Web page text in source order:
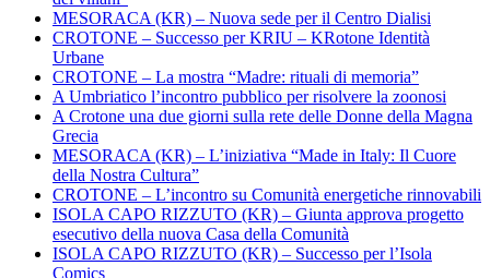
MESORACA (KR) – Nuova sede per il Centro Dialisi
CROTONE – Successo per KRIU – KRotone Identità
Urbane
CROTONE – La mostra “Madre: rituali di memoria”
A Umbriatico l’incontro pubblico per risolvere la zoonosi
A Crotone una due giorni sulla rete delle Donne della Magna
Grecia
MESORACA (KR) – L’iniziativa “Made in Italy: Il Cuore
della Nostra Cultura”
CROTONE – L’incontro su Comunità energetiche rinnovabili
ISOLA CAPO RIZZUTO (KR) – Giunta approva progetto
esecutivo della nuova Casa della Comunità
ISOLA CAPO RIZZUTO (KR) – Successo per l’Isola
Comics